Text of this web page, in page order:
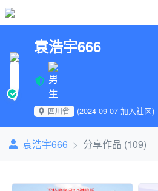
袁浩宇666
四川省 (2024-09-07 加入社区)
袁浩宇666 分享作品 (109)